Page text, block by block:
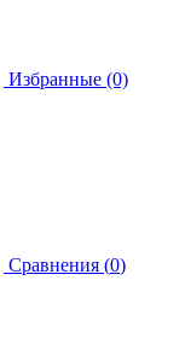
Избранные (0)
Сравнения (0)